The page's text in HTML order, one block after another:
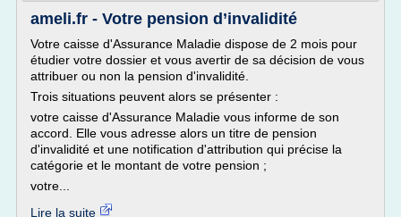
ameli.fr - Votre pension d’invalidité
Votre caisse d'Assurance Maladie dispose de 2 mois pour
étudier votre dossier et vous avertir de sa décision de vous
attribuer ou non la pension d'invalidité.
Trois situations peuvent alors se présenter :
votre caisse d'Assurance Maladie vous informe de son
accord. Elle vous adresse alors un titre de pension
d'invalidité et une notification d'attribution qui précise la
catégorie et le montant de votre pension ;
votre...
Lire la suite